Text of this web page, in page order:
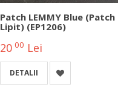
Patch LEMMY Blue (patch
Lipit) (EP1206)
2000 Lei
DETALII